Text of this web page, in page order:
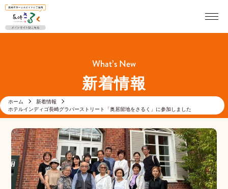
What’s New
新着情報
ホーム
新着情報
ホテルインディゴ長崎グラバーストリート「奥居留地をさるく」に参加しました